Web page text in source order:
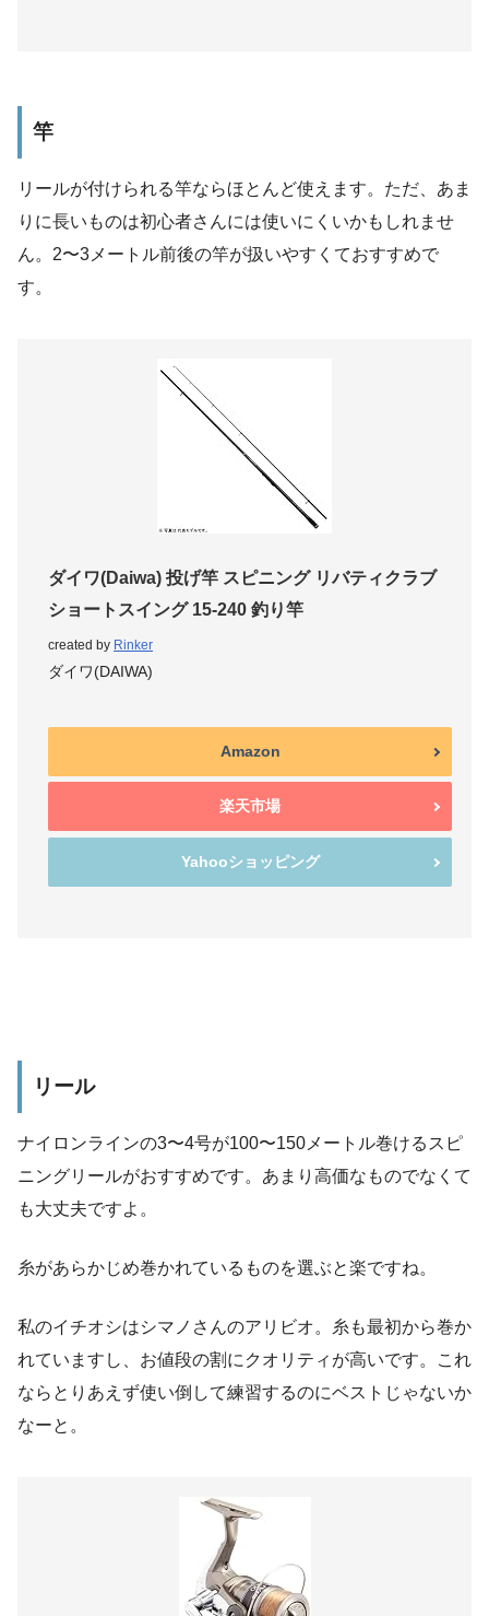
竿
リールが付けられる竿ならほとんど使えます。ただ、 あま
りに長いものは初心者さんには使いにくいかもしれませ
ん。 2〜3メートル前後の竿が扱いやすくておすすめで
す。
ダイワ(Daiwa) 投げ竿 スピニング リバティクラブ
ショートスイング 15-240 釣り竿
created by Rinker
ダイワ(DAIWA)
Amazon
楽天市場
Yahooショッピング
リール
ナイロンラインの3〜4号が100〜150メートル巻けるスピ
ニングリールがおすすめです。あまり高価なものでなくて
も大丈夫ですよ。
糸があらかじめ巻かれているものを選ぶと楽ですね。
私のイチオシはシマノさんのアリビオ。糸も最初から巻か
れていますし、お値段の割にクオリティが高いです。これ
なら とりあえず使い倒して練習するのにベストじゃないか
なーと。